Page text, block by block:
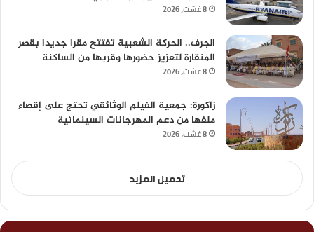
8 غشت، 2026
الجرف.. الحركة الشعبية تفتتح مقرا جديدا بقصر
المنقارة لتعزيز حضورها وقربها من الساكنة
8 غشت، 2026
زاكورة: جمعية الفيلم الوثائقي تحتج على إقصاء
ملفها من دعم المهرجانات السينمائية
8 غشت، 2026
تحميل المزيد